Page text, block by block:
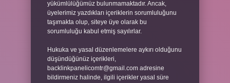
yükümlülüğümüz bulunmamaktadır. Ancak,
üyelerimiz yazdıkları içeriklerin sorumluluğunu
taşımakta olup, siteye üye olarak bu
sorumluluğu kabul etmiş sayılırlar.
Hukuka ve yasal düzenlemelere aykırı olduğunu
düşündüğünüz içerikleri,
backlinkpanelicomtr@gmail.com adresine
bildirmeniz halinde, ilgili içerikler yasal süre